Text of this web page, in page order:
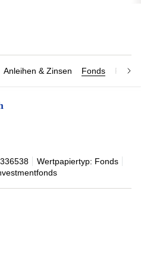
Anleihen & Zinsen Fonds
Wertpapiertyp: Fonds